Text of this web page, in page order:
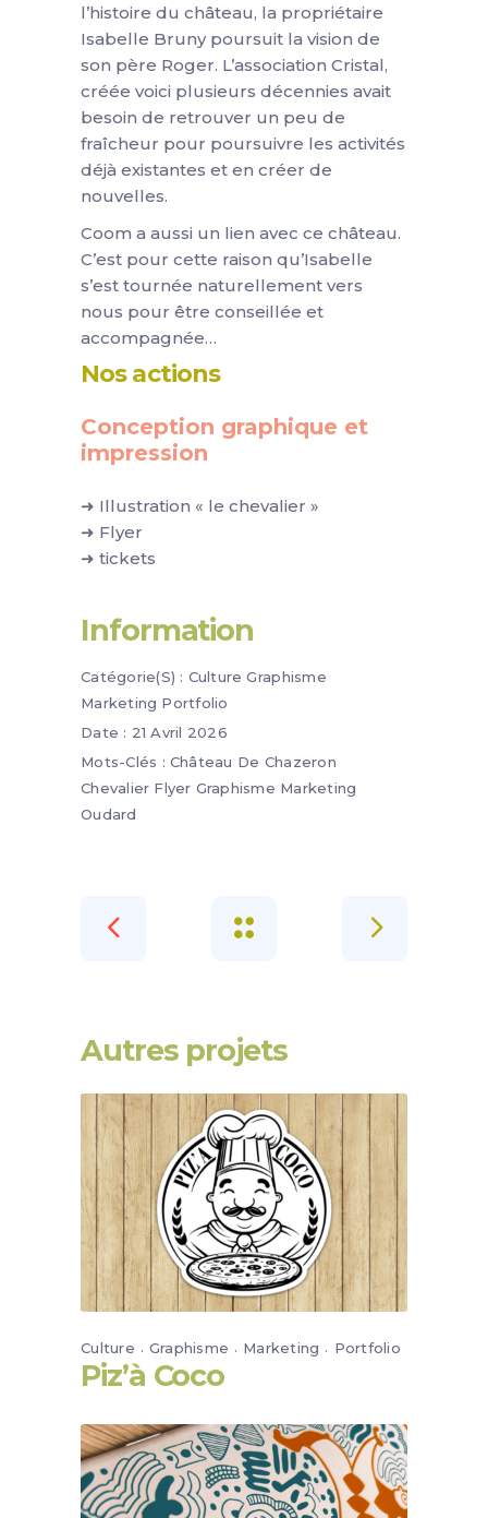
l’histoire du château, la propriétaire
Isabelle Bruny poursuit la vision de
son père Roger. L’association Cristal,
créée voici plusieurs décennies avait
besoin de retrouver un peu de
fraîcheur pour poursuivre les activités
déjà existantes et en créer de
nouvelles.
Coom a aussi un lien avec ce château.
C’est pour cette raison qu’Isabelle
s’est tournée naturellement vers
nous pour être conseillée et
accompagnée…
Nos actions
Conception graphique et
impression
➜ Illustration « le chevalier »
➜ Flyer
➜ tickets
Information
Catégorie(s) : Culture Graphisme
Marketing Portfolio
Date : 21 Avril 2026
Mots-Clés : Château De Chazeron
Chevalier Flyer Graphisme Marketing
Oudard
Autres projets
Culture Graphisme Marketing Portfolio
Piz’à Coco